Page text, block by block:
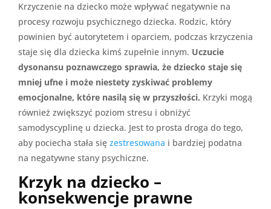
Krzyczenie na dziecko może wpływać negatywnie na
procesy rozwoju psychicznego dziecka. Rodzic, który
powinien być autorytetem i oparciem, podczas krzyczenia
staje się dla dziecka kimś zupełnie innym. Uczucie
dysonansu poznawczego sprawia, że dziecko staje się
mniej ufne i może niestety zyskiwać problemy
emocjonalne, które nasilą się w przyszłości. Krzyki mogą
również zwiększyć poziom stresu i obniżyć
samodyscyplinę u dziecka. Jest to prosta droga do tego,
aby pociecha stała się zestresowana i bardziej podatna
na negatywne stany psychiczne.
Krzyk na dziecko –
konsekwencje prawne